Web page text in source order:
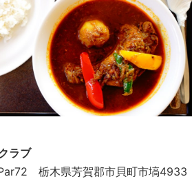
ラブ
栃木県芳賀郡市貝町市塙4933